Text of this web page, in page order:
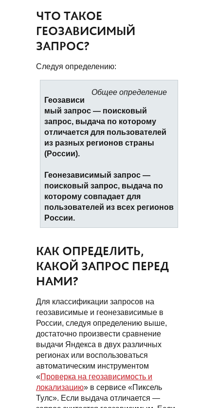
ЧТО ТАКОЕ
ГЕОЗАВИСИМЫЙ
ЗАПРОС?
Следуя определению:
Общее определение
Геозависи
мый запрос — поисковый
запрос, выдача по которому
отличается для пользователей
из разных регионов страны
(России).
Геонезависимый запрос —
поисковый запрос, выдача по
которому совпадает для
пользователей из всех регионов
России.
КАК ОПРЕДЕЛИТЬ,
КАКОЙ ЗАПРОС ПЕРЕД
НАМИ?
Для классификации запросов на
геозависимые и геонезависимые в
России, следуя определению выше,
достаточно произвести сравнение
выдачи Яндекса в двух различных
регионах или воспользоваться
автоматическим инструментом
«Проверка на геозависимость и
локализацию» в сервисе «Пиксель
Тулс». Если выдача отличается —